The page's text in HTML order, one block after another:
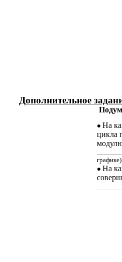
Дополнительное
На
цикла
графике)
На